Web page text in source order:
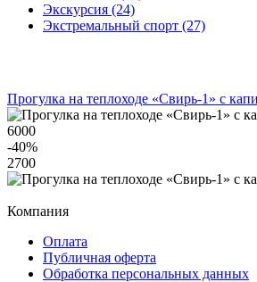
Экскурсия (24)
Экстремальный спорт (27)
Прогулка на теплоходе «Свирь-1» с
6000
-40%
2700
Компания
Оплата
Публичная оферта
Обработка персональных данных